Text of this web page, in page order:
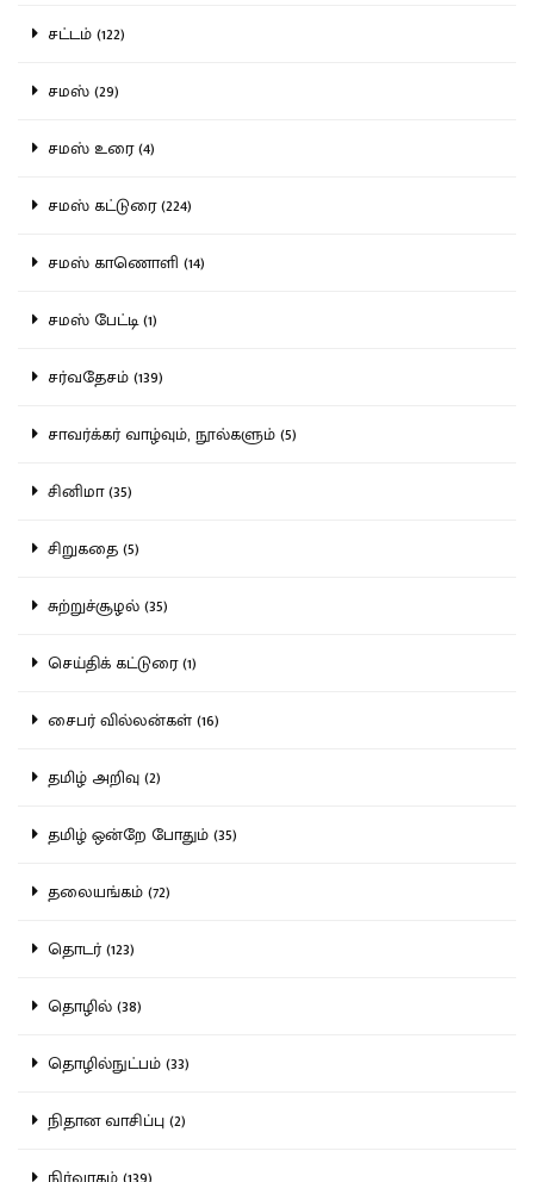
சட்டம் (122)
சமஸ் (29)
சமஸ் உரை (4)
சமஸ் கட்டுரை (224)
சமஸ் காணொளி (14)
சமஸ் பேட்டி (1)
சர்வதேசம் (139)
சாவர்க்கர் வாழ்வும், நூல்களும் (5)
சினிமா (35)
சிறுகதை (5)
சுற்றுச்சூழல் (35)
செய்திக் கட்டுரை (1)
சைபர் வில்லன்கள் (16)
தமிழ் அறிவு (2)
தமிழ் ஒன்றே போதும் (35)
தலையங்கம் (72)
தொடர் (123)
தொழில் (38)
தொழில்நுட்பம் (33)
நிதான வாசிப்பு (2)